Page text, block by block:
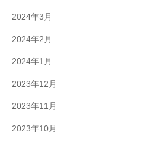
2024年3月
2024年2月
2024年1月
2023年12月
2023年11月
2023年10月